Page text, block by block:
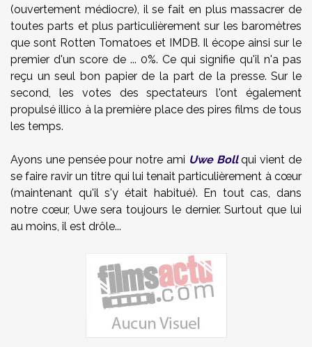
(ouvertement médiocre), il se fait en plus massacrer de
toutes parts et plus particulièrement sur les baromètres
que sont Rotten Tomatoes et IMDB. Il écope ainsi sur le
premier d'un score de ... 0%. Ce qui signifie qu'il n'a pas
reçu un seul bon papier de la part de la presse. Sur le
second, les votes des spectateurs l'ont également
propulsé illico à la première place des pires films de tous
les temps.
Ayons une pensée pour notre ami Uwe Bollqui vient de
se faire ravir un titre qui lui tenait particulièrement à cœur
(maintenant qu'il s'y était habitué). En tout cas, dans
notre cœur, Uwe sera toujours le dernier. Surtout que lui
au moins, il est drôle...